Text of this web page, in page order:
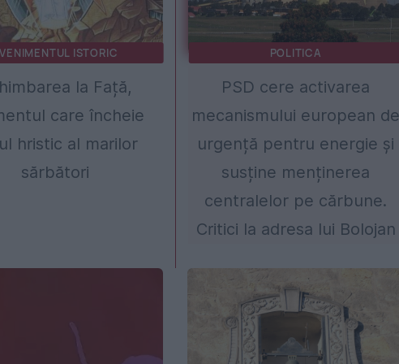
ISTORIC
la Față,
care încheie
hristic al marilor
sărbători
POLITICA
PSD cere activarea
mecanismului european
urgență pentru energie și
susține menținerea
centralelor pe cărbune.
Critici la adresa lui Bolojan